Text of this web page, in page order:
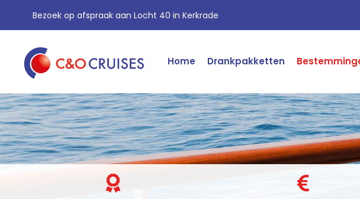
Bezoek op afspraak aan Locht 40 in Kerkrade
Home Drankpakketten